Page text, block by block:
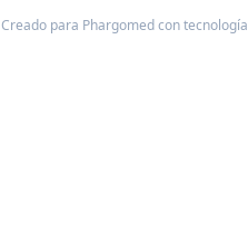
Creado para Phargomed con tecnología